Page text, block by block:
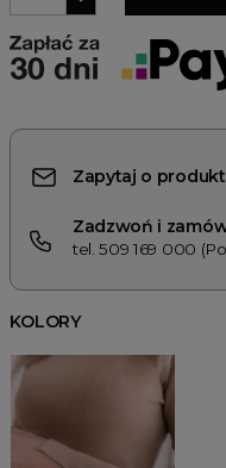
Zapytaj o produkt
Zadzwoń i
tel. 509 169 000
KOLORY